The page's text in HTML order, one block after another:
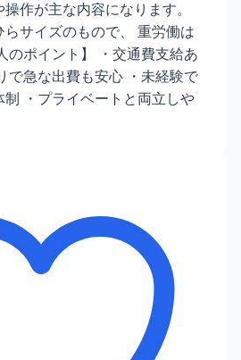
作が主な内容になります。
サイズのもので、 重労働は
のポイント】 ・交通費支給あ
で急な出費も安心 ・未経験で
制 ・プライベートと両立しや